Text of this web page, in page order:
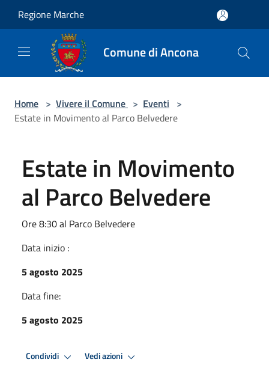
Regione Marche
Comune di Ancona
Home > Vivere il Comune > Eventi >
Estate in Movimento al Parco Belvedere
Estate in Movimento
al Parco Belvedere
Ore 8:30 al Parco Belvedere
Data inizio :
5 agosto 2025
Data fine:
5 agosto 2025
Condividi Vedi azioni